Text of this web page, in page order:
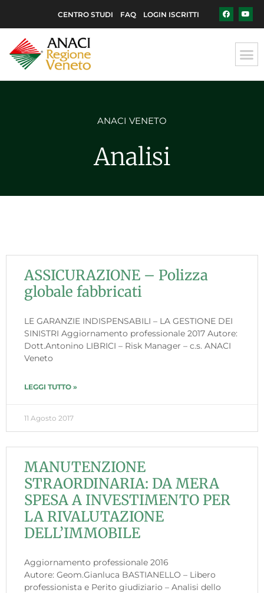
CENTRO STUDI FAQ LOGIN ISCRITTI
ANACI VENETO
Analisi
ASSICURAZIONE – Polizza
globale fabbricati
LE GARANZIE INDISPENSABILI – LA GESTIONE DEI
SINISTRI Aggiornamento professionale 2017 Autore:
Dott.Antonino LIBRICI – Risk Manager – c.s. ANACI
Veneto
LEGGI TUTTO »
11 Agosto 2017
MANUTENZIONE
STRAORDINARIA: DA MERA
SPESA A INVESTIMENTO PER
LA RIVALUTAZIONE
DELL’IMMOBILE
Aggiornamento professionale 2016
Autore: Geom.Gianluca BASTIANELLO – Libero
professionista e Perito giudiziario – Analisi dello